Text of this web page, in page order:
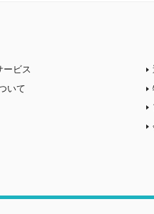
ービス
いて